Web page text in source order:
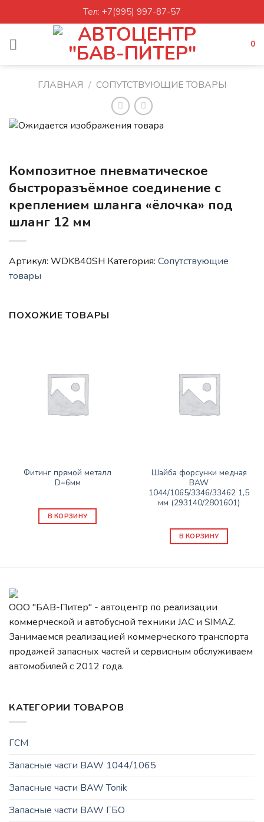
to
Тел: +7(995) 997-87-57
0
ГЛАВНАЯ / СОПУТСТВУЮЩИЕ ТОВАРЫ
Композитное пневматическое
быстроразъёмное соединение с
креплением шланга «ёлочка» под
шланг 12 мм
Артикул: WDK840SH Категория: Сопутствующие
товары
ПОХОЖИЕ ТОВАРЫ
Фитинг прямой металл
D=6мм
В КОРЗИНУ
Шайба форсунки медная
BAW
1044/1065/3346/33462 1,5
мм (293140/2801601)
В КОРЗИНУ
ООО "БАВ-Питер" - автоцентр по реализации
коммерческой и автобусной техники JAC и SIMAZ.
Занимаемся реализацией коммерческого транспорта
продажей запасных частей и сервисным обслуживаем
автомобилей c 2012 года.
КАТЕГОРИИ ТОВАРОВ
ГСМ
Запасные части BAW 1044/1065
Запасные части BAW Tonik
Запасные части BAW ГБО